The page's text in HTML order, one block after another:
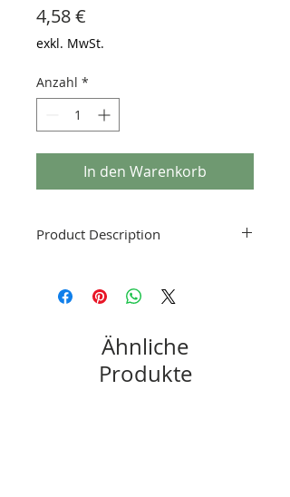
4,58 €
exkl. MwSt.
Anzahl *
In den Warenkorb
Product Description
Ähnliche
Produkte